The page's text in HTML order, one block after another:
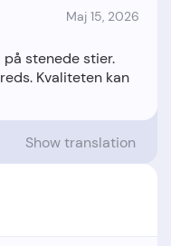
Maj 15, 2026
stenede stier.
Kvaliteten kan
Show translation